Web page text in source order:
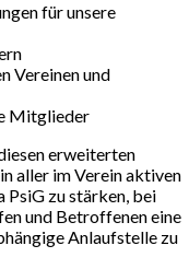
für unsere
Vereinen und
Mitglieder
erweiterten
aller im Verein aktiven
PsiG zu stärken, bei
und Betroffenen eine
Anlaufstelle zu